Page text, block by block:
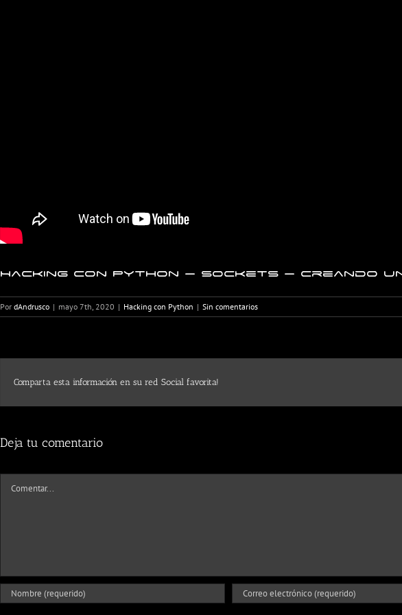
Hacking con Python – Sockets – Creando
Por dAndrusco | mayo 7th, 2020 | Hacking con Python | Sin comentarios
Comparta esta información en su red Social favorita!
Deja tu comentario